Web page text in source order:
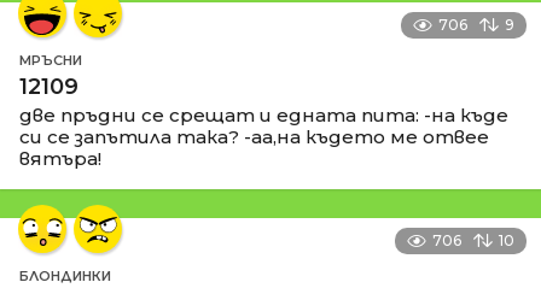
706 9
МРЪСНИ
12109
две пръдни се срещат и едната пита: -на къде
си се запътила така? -аа,на където ме отвее
вятъра!
706 10
БЛОНДИНКИ